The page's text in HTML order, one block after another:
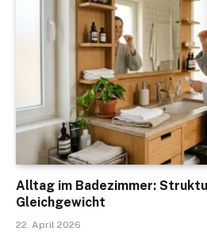
Alltag im Badezimmer:
Gleichgewicht
22. April 2026